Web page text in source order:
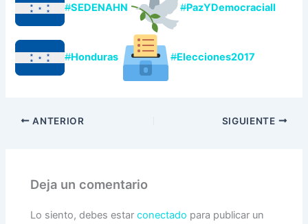
#SEDENAHN #PazYDemocraciaII
#Honduras #Elecciones2017
ANTERIOR SIGUIENTE
Deja un comentario
Lo siento, debes estarconectado para publicar un